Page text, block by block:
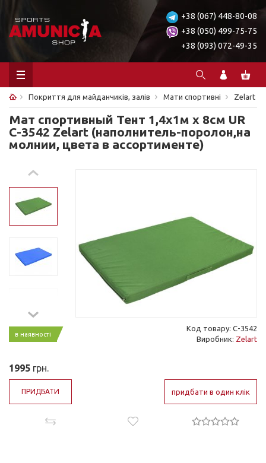
+38 (067) 448-80-08
+38 (050) 499-75-75
+38 (093) 072-49-35
Покриття для майданчиків, залів Мати спортивні Zelart
Мат спортивный Тент 1,4x1м x 8см UR
C-3542 Zelart (наполнитель-поролон,на
молнии, цвета в ассортименте)
в наявності
Код товару: C-3542
Виробник: Zelart
1995 грн.
ПРИДБАТИ придбати в один клік